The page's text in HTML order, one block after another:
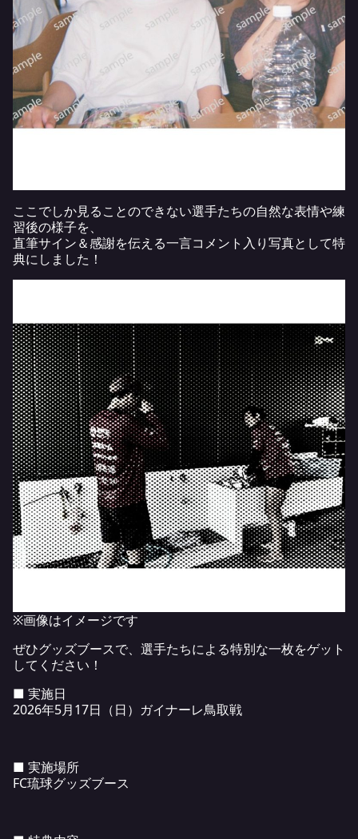
ここでしか見ることのできない選手たちの自然な表情や練
習後の様子を、
直筆サイン＆感謝を伝える一言コメント入り写真として特
典にしました！
※画像はイメージです
ぜひグッズブースで、選手たちによる特別な一枚をゲット
してください！
■ 実施日
2026年5月17日（日）ガイナーレ鳥取戦
■ 実施場所
FC琉球グッズブース